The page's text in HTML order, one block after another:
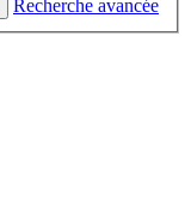
Recherche avancée